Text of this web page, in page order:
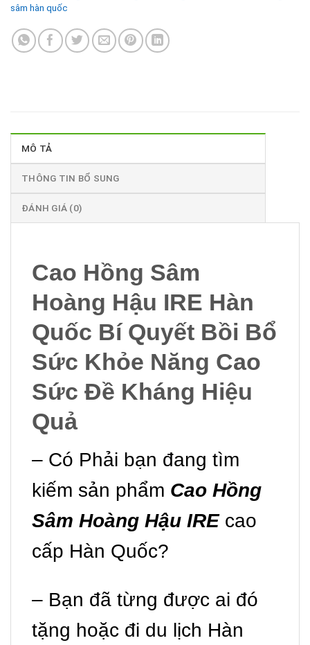
sâm hàn quốc
MÔ TẢ
THÔNG TIN BỔ SUNG
ĐÁNH GIÁ (0)
Cao Hồng Sâm
Hoàng Hậu IRE Hàn
Quốc Bí Quyết Bồi Bổ
Sức Khỏe Năng Cao
Sức Đề Kháng Hiệu
Quả
– Có Phải bạn đang tìm
kiếm sản phẩm Cao Hồng
Sâm Hoàng Hậu IREcao
cấp Hàn Quốc?
– Bạn đã từng được ai đó
tặng hoặc đi du lịch Hàn